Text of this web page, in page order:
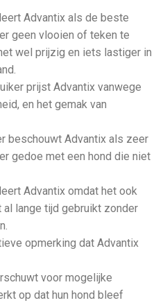
Advantix als de beste
geen vlooien of teken te
wel prijzig en iets lastiger in
prijst Advantix vanwege
en het gemak van
beschouwt Advantix als zeer
gedoe met een hond die niet
Advantix omdat het ook
lange tijd gebruikt zonder
opmerking dat Advantix
voor mogelijke
op dat hun hond bleef